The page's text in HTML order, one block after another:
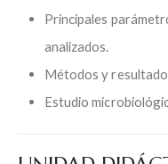
Principales
analizados.
Métodos y
Estudio